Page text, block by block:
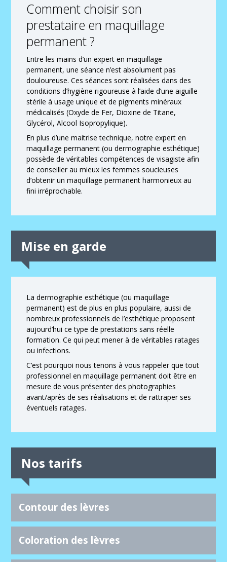
Comment choisir son
prestataire en maquillage
permanent ?
Entre les mains d’un expert en maquillage
permanent, une séance n’est absolument pas
douloureuse. Ces séances sont réalisées dans des
conditions d’hygiène rigoureuse à l’aide d’une aiguille
stérile à usage unique et de pigments minéraux
médicalisés (Oxyde de Fer, Dioxine de Titane,
Glycérol, Alcool Isopropylique).
En plus d’une maitrise technique, notre expert en
maquillage permanent (ou dermographie esthétique)
possède de véritables compétences de visagiste afin
de conseiller au mieux les femmes soucieuses
d’obtenir un maquillage permanent harmonieux au
fini irréprochable.
Mise en garde
La dermographie esthétique (ou maquillage
permanent) est de plus en plus populaire, aussi de
nombreux professionnels de l’esthétique proposent
aujourd’hui ce type de prestations sans réelle
formation. Ce qui peut mener à de véritables ratages
ou infections.
C’est pourquoi nous tenons à vous rappeler que tout
professionnel en maquillage permanent doit être en
mesure de vous présenter des photographies
avant/après de ses réalisations et de rattraper ses
éventuels ratages.
Nos tarifs
Contour des lèvres
d’ourler de volumiser les lèvres. Cela permet d’obtenir une
bouche plus pulpeuse sans recourir à des injections et/ou
Coloration des lèvres